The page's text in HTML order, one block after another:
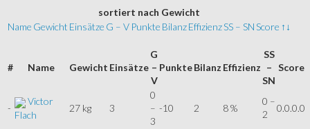
sortiert nach Gewicht
Name Gewicht Einsätze G – V Punkte BilanzEffizienzSS – SNScore ↑↓
# Name Gewicht Einsätze
G
–
V
PunkteBilanz Effizienz
SS
–
SN
Score
-
Victor
Flach
27 kg 3
0
–
3
-10 2 8 %
0 –
2
0.0.0.0